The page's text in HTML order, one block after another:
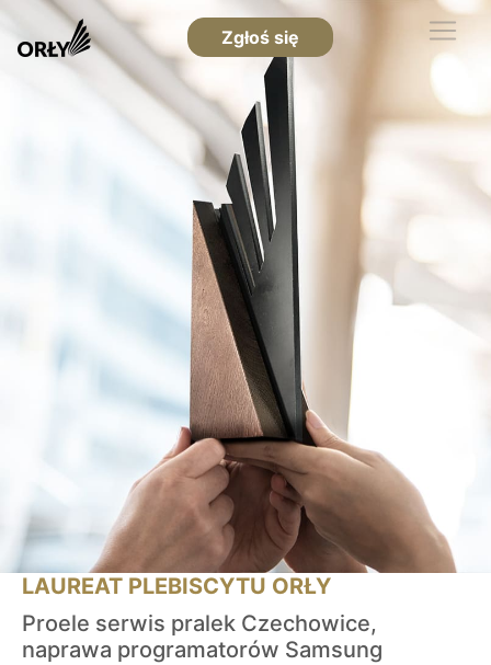
Zgłoś się
LAUREAT PLEBISCYTU ORŁY
Proele serwis pralek Czechowice,
naprawa programatorów Samsung